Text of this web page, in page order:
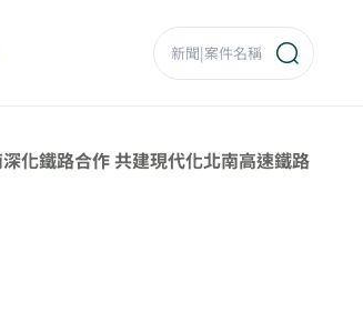
化鐵路合作 共建現代化北南高速鐵路